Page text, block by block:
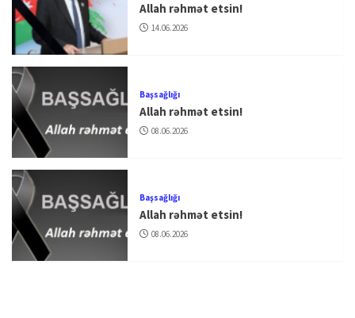
Allah rəhmət etsin!
14.06.2026
Başsağlığı
Allah rəhmət etsin!
08.06.2026
Başsağlığı
Allah rəhmət etsin!
08.06.2026